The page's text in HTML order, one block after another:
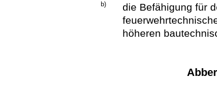
b)
die Befähigung für
höheren